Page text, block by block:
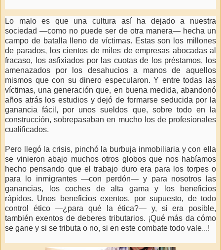
Lo malo es que una cultura así ha dejado a nuestra
sociedad —como no puede ser de otra manera— hecha un
campo de batalla lleno de víctimas. Estas son los millones
de parados, los cientos de miles de empresas abocadas al
fracaso, los asfixiados por las cuotas de los préstamos, los
amenazados por los desahucios a manos de aquellos
mismos que con su dinero especularon. Y entre todas las
víctimas, una generación que, en buena medida, abandonó
años atrás los estudios y dejó de formarse seducida por la
ganancia fácil, por unos sueldos que, sobre todo en la
construcción, sobrepasaban en mucho los de profesionales
cualificados.
Pero llegó la crisis, pinchó la burbuja inmobiliaria y con ella
se vinieron abajo muchos otros globos que nos habíamos
hecho pensando que el trabajo duro era para los torpes o
para lo inmigrantes —con perdón— y para nosotros las
ganancias, los coches de alta gama y los beneficios
rápidos. Unos beneficios exentos, por supuesto, de todo
control ético —¿para qué la ética?— y, si era posible,
también exentos de deberes tributarios. ¡Qué más da cómo
se gane y si se tributa o no, si en este combate todo vale...!